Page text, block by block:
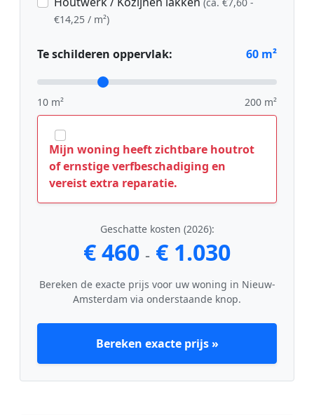
(ca. €7,60 -
€14,25 / m²)
Te schilderen oppervlak: 60 m²
10 m² 200 m²
Mijn woning heeft zichtbare houtrot
of ernstige verfbeschadiging en
vereist extra reparatie.
Geschatte kosten (2026):
€ 460 - € 1.030
Bereken de exacte prijs voor uw woning in Nieuw-
Amsterdam via onderstaande knop.
Bereken exacte prijs »